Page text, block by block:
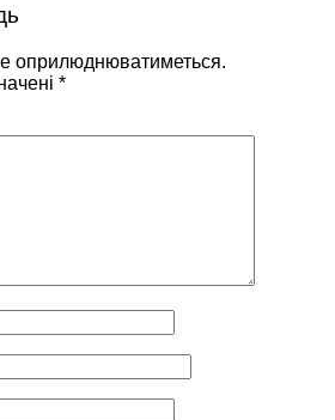
оприлюднюватиметься.
*